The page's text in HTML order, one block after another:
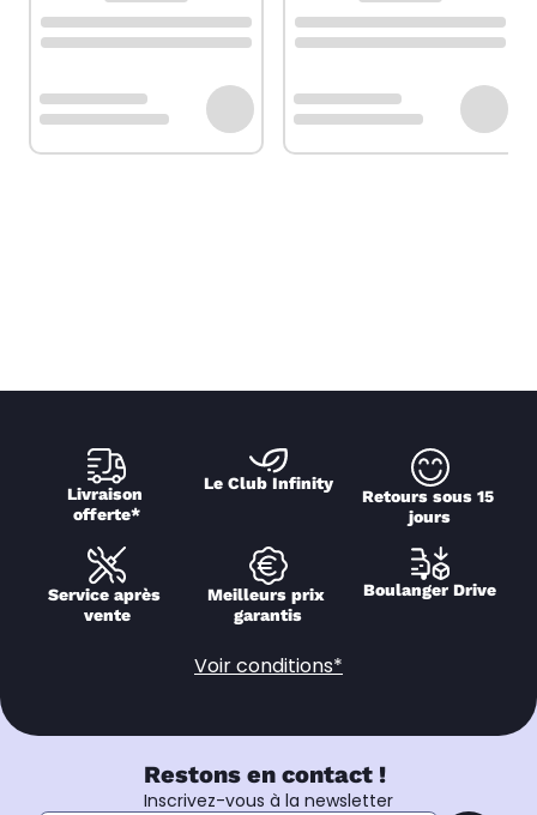
Livraison
offerte*
Le Club Infinity
Retours sous 15
jours
Service après
vente
Meilleurs prix
garantis
Boulanger Drive
Voir conditions*
Restons en contact !
Inscrivez-vous à la newsletter